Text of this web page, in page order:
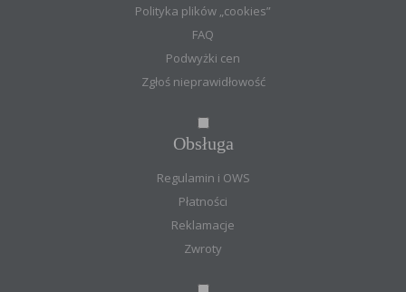
Polityka plików „cookies”
FAQ
Podwyżki cen
Zgłoś nieprawidłowość
Obsługa
Regulamin i OWS
Płatności
Reklamacje
Zwroty